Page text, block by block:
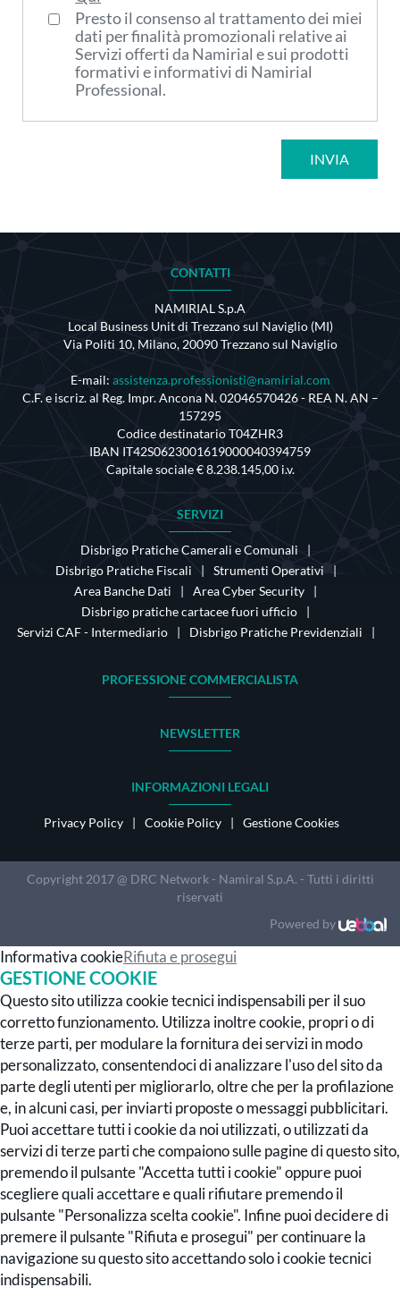
Presto il consenso al trattamento dei miei
dati per finalità promozionali relative ai
Servizi offerti da Namirial e sui prodotti
formativi e informativi di Namirial
Professional.
INVIA
CONTATTI
NAMIRIAL S.p.A
Local Business Unit di Trezzano sul Naviglio (MI)
Via Politi 10, Milano, 20090 Trezzano sul Naviglio
E-mail: assistenza.professionisti@namirial.com
C.F. e iscriz. al Reg. Impr. Ancona N. 02046570426 - REA N. AN –
157295
Codice destinatario T04ZHR3
IBAN IT42S0623001619000040394759
Capitale sociale € 8.238.145,00 i.v.
SERVIZI
Disbrigo Pratiche Camerali e Comunali
Disbrigo Pratiche Fiscali
Strumenti Operativi
Area Banche Dati
Area Cyber Security
Disbrigo pratiche cartacee fuori ufficio
Servizi CAF - Intermediario
Disbrigo Pratiche Previdenziali
PROFESSIONE COMMERCIALISTA
NEWSLETTER
INFORMAZIONI LEGALI
Privacy Policy Cookie Policy Gestione Cookies
Copyright 2017 @ DRC Network - Namiral S.p.A. - Tutti i diritti
riservati
Powered by
Informativa cookieRifiuta e prosegui
GESTIONE COOKIE
Questo sito utilizza cookie tecnici indispensabili per il suo
corretto funzionamento. Utilizza inoltre cookie, propri o di
terze parti, per modulare la fornitura dei servizi in modo
personalizzato, consentendoci di analizzare l'uso del sito da
parte degli utenti per migliorarlo, oltre che per la profilazione
e, in alcuni casi, per inviarti proposte o messaggi pubblicitari.
Puoi accettare tutti i cookie da noi utilizzati, o utilizzati da
servizi di terze parti che compaiono sulle pagine di questo sito,
premendo il pulsante "Accetta tutti i cookie" oppure puoi
scegliere quali accettare e quali rifiutare premendo il
pulsante "Personalizza scelta cookie". Infine puoi decidere di
premere il pulsante "Rifiuta e prosegui" per continuare la
navigazione su questo sito accettando solo i cookie tecnici
indispensabili.